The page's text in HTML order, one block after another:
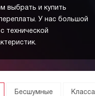
выбрать и купить
У нас большой
технической
Бесшумные